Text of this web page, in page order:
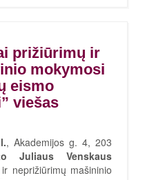
prižiūrimų ir
mokymosi
eismo
viešas
, Akademijos g. 4, 203
Juliaus Venskaus
neprižiūrimų mašininio